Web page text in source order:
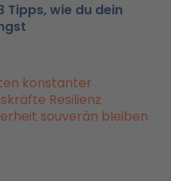
Tipps, wie du dein